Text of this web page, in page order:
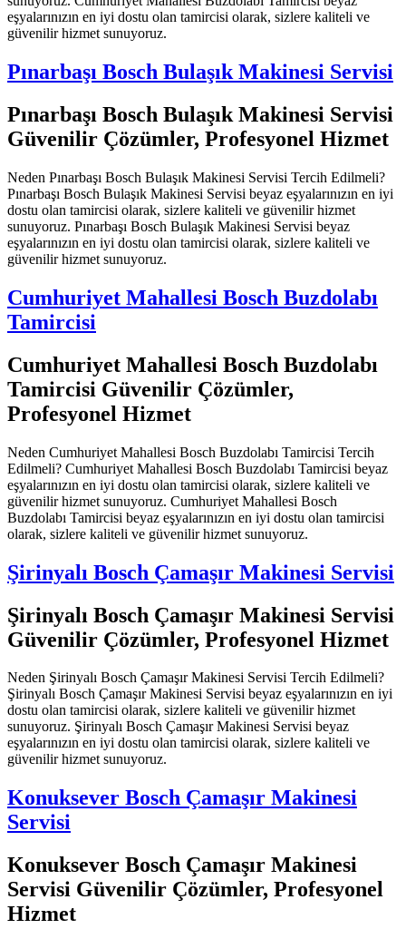
eşyalarınızın en iyi dostu olan tamircisi olarak, sizlere kaliteli ve
güvenilir hizmet sunuyoruz.
Pınarbaşı Bosch Bulaşık Makinesi Servisi
Pınarbaşı Bosch Bulaşık Makinesi Servisi
Güvenilir Çözümler, Profesyonel Hizmet
Neden Pınarbaşı Bosch Bulaşık Makinesi Servisi Tercih Edilmeli?
Pınarbaşı Bosch Bulaşık Makinesi Servisi beyaz eşyalarınızın en iyi
dostu olan tamircisi olarak, sizlere kaliteli ve güvenilir hizmet
sunuyoruz. Pınarbaşı Bosch Bulaşık Makinesi Servisi beyaz
eşyalarınızın en iyi dostu olan tamircisi olarak, sizlere kaliteli ve
güvenilir hizmet sunuyoruz.
Cumhuriyet Mahallesi Bosch Buzdolabı
Tamircisi
Cumhuriyet Mahallesi Bosch Buzdolabı
Tamircisi Güvenilir Çözümler,
Profesyonel Hizmet
Neden Cumhuriyet Mahallesi Bosch Buzdolabı Tamircisi Tercih
Edilmeli? Cumhuriyet Mahallesi Bosch Buzdolabı Tamircisi beyaz
eşyalarınızın en iyi dostu olan tamircisi olarak, sizlere kaliteli ve
güvenilir hizmet sunuyoruz. Cumhuriyet Mahallesi Bosch
Buzdolabı Tamircisi beyaz eşyalarınızın en iyi dostu olan tamircisi
olarak, sizlere kaliteli ve güvenilir hizmet sunuyoruz.
Şirinyalı Bosch Çamaşır Makinesi Servisi
Şirinyalı Bosch Çamaşır Makinesi Servisi
Güvenilir Çözümler, Profesyonel Hizmet
Neden Şirinyalı Bosch Çamaşır Makinesi Servisi Tercih Edilmeli?
Şirinyalı Bosch Çamaşır Makinesi Servisi beyaz eşyalarınızın en iyi
dostu olan tamircisi olarak, sizlere kaliteli ve güvenilir hizmet
sunuyoruz. Şirinyalı Bosch Çamaşır Makinesi Servisi beyaz
eşyalarınızın en iyi dostu olan tamircisi olarak, sizlere kaliteli ve
güvenilir hizmet sunuyoruz.
Konuksever Bosch Çamaşır Makinesi
Servisi
Konuksever Bosch Çamaşır Makinesi
Servisi Güvenilir Çözümler, Profesyonel
Hizmet